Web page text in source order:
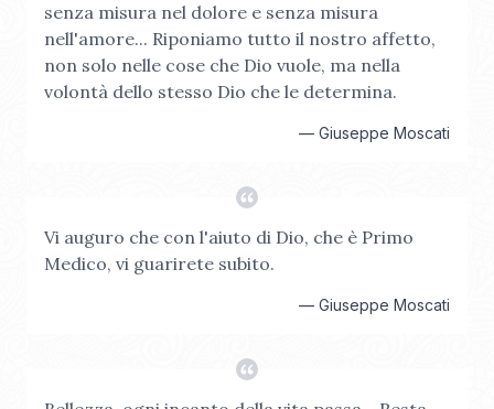
senza misura nel dolore e senza misura
nell'amore... Riponiamo tutto il nostro affetto,
non solo nelle cose che Dio vuole, ma nella
volontà dello stesso Dio che le determina.
— Giuseppe Moscati
Vi auguro che con l'aiuto di Dio, che è Primo
Medico, vi guarirete subito.
— Giuseppe Moscati